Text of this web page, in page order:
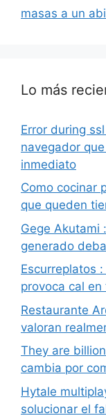
masas a un
Lo más
Error during
navegador
inmediato
Como cocinar
que queden
Gege Akutami
generado
Escurreplatos
provoca cal
Restaurante
valoran
They are
cambia por
Hytale
solucionar el